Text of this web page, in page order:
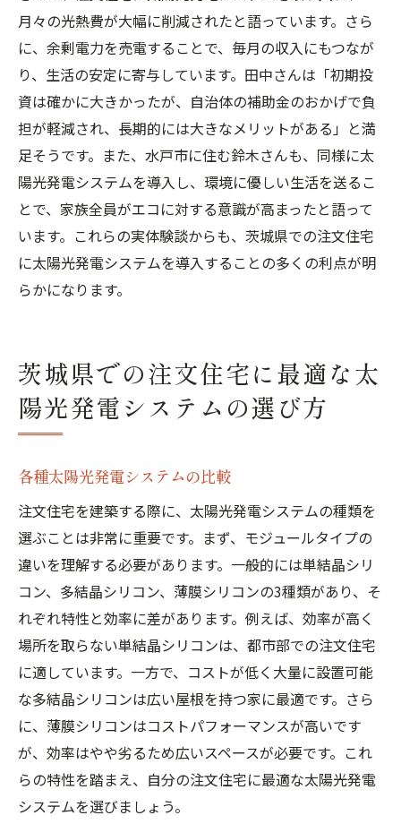
月々の光熱費が大幅に削減されたと語っています。さら
に、余剰電力を売電することで、毎月の収入にもつなが
り、生活の安定に寄与しています。田中さんは「初期投
資は確かに大きかったが、自治体の補助金のおかげで負
担が軽減され、長期的には大きなメリットがある」と満
足そうです。また、水戸市に住む鈴木さんも、同様に太
陽光発電システムを導入し、環境に優しい生活を送るこ
とで、家族全員がエコに対する意識が高まったと語って
います。これらの実体験談からも、茨城県での注文住宅
に太陽光発電システムを導入することの多くの利点が明
らかになります。
茨城県での注文住宅に最適な太
陽光発電システムの選び方
各種太陽光発電システムの比較
注文住宅を建築する際に、太陽光発電システムの種類を
選ぶことは非常に重要です。まず、モジュールタイプの
違いを理解する必要があります。一般的には単結晶シリ
コン、多結晶シリコン、薄膜シリコンの3種類があり、そ
れぞれ特性と効率に差があります。例えば、効率が高く
場所を取らない単結晶シリコンは、都市部での注文住宅
に適しています。一方で、コストが低く大量に設置可能
な多結晶シリコンは広い屋根を持つ家に最適です。さら
に、薄膜シリコンはコストパフォーマンスが高いです
が、効率はやや劣るため広いスペースが必要です。これ
らの特性を踏まえ、自分の注文住宅に最適な太陽光発電
システムを選びましょう。